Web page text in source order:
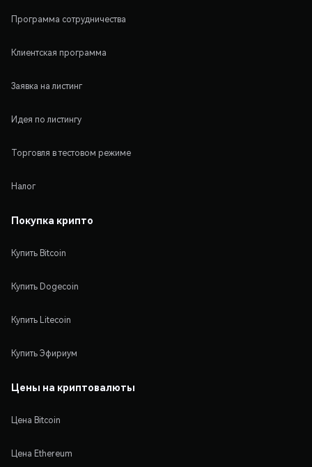
Программа сотрудничества
Клиентская программа
Заявка на листинг
Идея по листингу
Торговля в тестовом режиме
Налог
Покупка крипто
Купить Bitcoin
Купить Dogecoin
Купить Litecoin
Купить Эфириум
Цены на криптовалюты
Цена Bitcoin
Цена Ethereum